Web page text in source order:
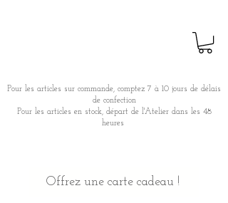
Pour les articles sur commande, comptez 7 à 10 jours de délais
de confection
Pour les articles en stock, départ de l'Atelier dans les 48
heures
Offrez une carte cadeau !